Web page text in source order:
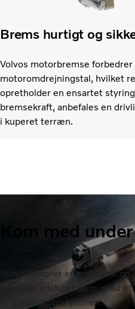
Brems hurtigt og
Volvos motorbremse
motoromdrejningstal, hvilket
opretholder en ensartet
bremsekraft, anbefales en
i kuperet terræn.
Kom med
Vores motorer er kraftfulde og
hvad der adskiller dem, med
er under motorhjelmen.